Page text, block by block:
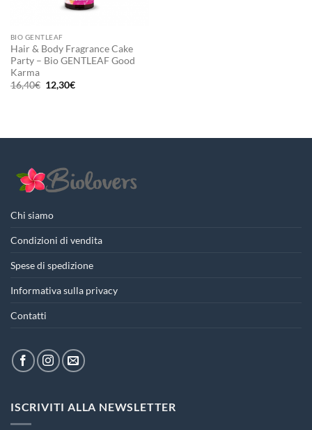
BIO GENTLEAF
Hair & Body Fragrance Cake
Party – Bio GENTLEAF Good
Karma
16,40€ Il
prezzo
12,30€Il
Chi siamo
Condizioni di vendita
Spese di spedizione
Informativa sulla privacy
Contatti
ISCRIVITI ALLA NEWSLETTER